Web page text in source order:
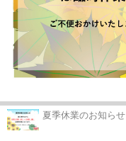
夏季休業のお知らせ